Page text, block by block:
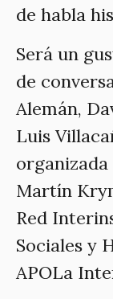
de habla
Será un
de
Alemán,
Luis
Martín
Red
Sociales y
APOLa